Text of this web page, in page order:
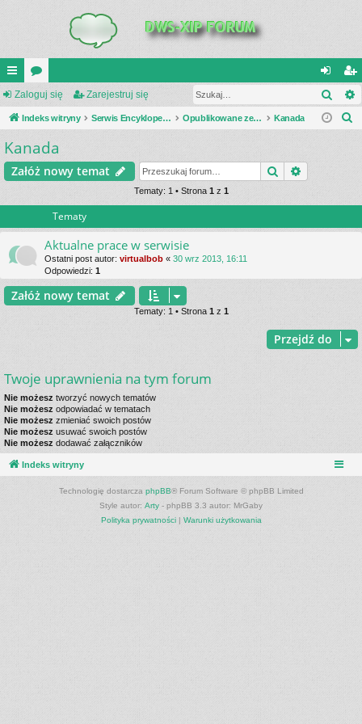
UI
C
K
_L
or
a
al
og
ar
ej
Zaloguj się Zarejestruj się
Indeks witryny Serwis Encyklopedia Uzbrojenia Opublikowane zestawienia Kanada
j
Kanada
Załóż nowy temat Szukaj
Tematy: 1 • Strona 1 z 1
Tematy
Aktualne prace w serwisie
Ostatni post autor: virtualbob « 30 wrz 2013, 16:11
Odpowiedzi: 1
Załóż nowy temat
Tematy: 1 • Strona 1z 1
Przejdź do
Twoje uprawnienia na tym forum
Nie możesz tworzyć nowych tematów
Nie możesz odpowiadać w tematach
Nie możesz zmieniać swoich postów
Nie możesz usuwać swoich postów
Nie możesz dodawać załączników
Indeks witryny
Technologię dostarcza phpBB® Forum Software © phpBB Limited
Style autor: Arty - phpBB 3.3 autor: MrGaby
Polityka prywatności| Warunki użytkowania